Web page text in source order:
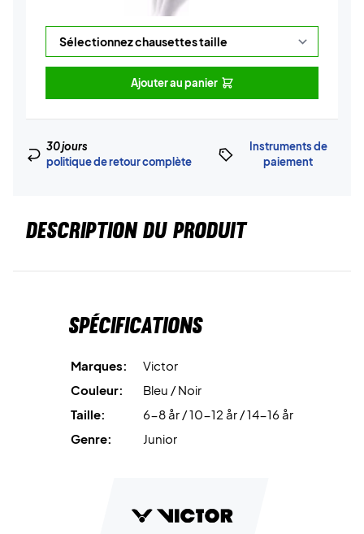
Ajouter au panier
30 jours
politique de retour complète
Instruments de
paiement
DESCRIPTION DU PRODUIT
Spécifications
Marques:
Victor
Couleur:
Bleu / Noir
Taille:
6-8 år / 10-12 år / 14-16 år
Genre:
Junior